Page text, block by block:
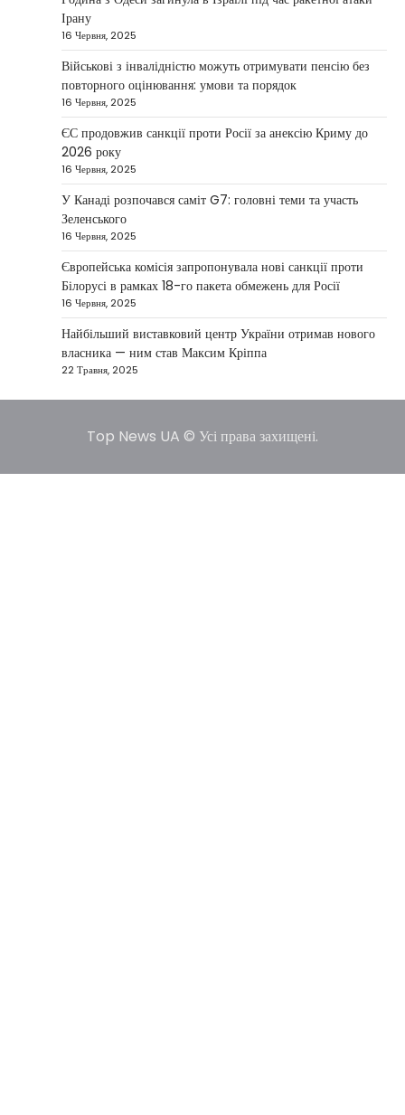
Taisiya Kovalchuk 4 Березня, 2026
Президент України Володимир Зеленський
повідомив, що Київ готовий підтримати
міжнародних партнерів у стабілізації ситуації
на…
НОВИНИ
Конфлікт на Близькому Сході
паралізував туризм і
авіаперевезення
1 Березня, 2026
Загострення конфлікту на Близькому Сході
суттєво вплинуло на міжнародні подорожі та
туристичну індустрію. Після ударів…
5
США не відкидають можливість
удару по Ірану у разі провалу
переговорів
Kolomysheva Anastasiya
17 Червня,
У США не виключають застосування сили проти
принесуть бажаних результатів.…
Ірану
16 Червня, 2025
Військові з інвалідністю можуть отримувати пенсію без
повторного оцінювання: умови та порядок
16 Червня, 2025
ЄС продовжив санкції проти Росії за анексію Криму до
2026 року
16 Червня, 2025
У Канаді розпочався саміт G7: головні теми та участь
Зеленського
16 Червня, 2025
Європейська комісія запропонувала нові санкції проти
Білорусі в рамках 18-го пакета обмежень для Росії
16 Червня, 2025
Найбільший виставковий центр України отримав нового
власника — ним став Максим Кріппа
22 Травня, 2025
Top News UA © Усі права захищені.